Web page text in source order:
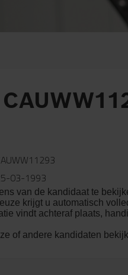
03-1993
van de kandidaat te
krijgt u automatisch
vindt achteraf plaats,
of andere kandidaten